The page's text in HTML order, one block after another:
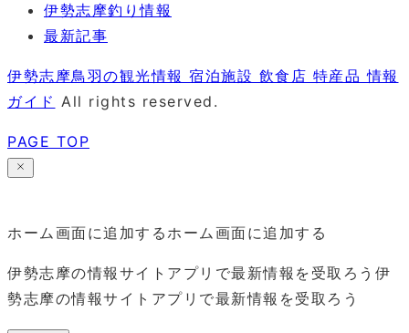
伊勢志摩釣り情報
最新記事
伊勢志摩鳥羽の観光情報 宿泊施設 飲食店 特産品 情報
ガイド All rights reserved.
PAGE TOP
ホーム画面に追加するホーム画面に追加する
伊勢志摩の情報サイトアプリで最新情報を受取ろう 伊
勢志摩の情報サイトアプリで最新情報を受取ろう